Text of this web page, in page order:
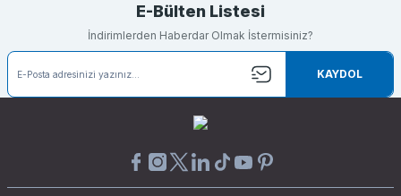
E-Bülten Listesi
İndirimlerden Haberdar Olmak İstermisiniz?
KAYDOL